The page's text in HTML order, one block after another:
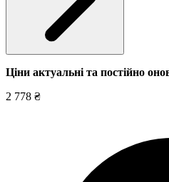
Ціни актуальні та постійно
2 778 ₴